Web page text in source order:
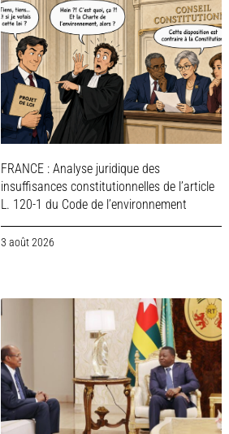
FRANCE : Analyse juridique des
insuffisances constitutionnelles de l’article
L. 120-1 du Code de l’environnement
3 août 2026